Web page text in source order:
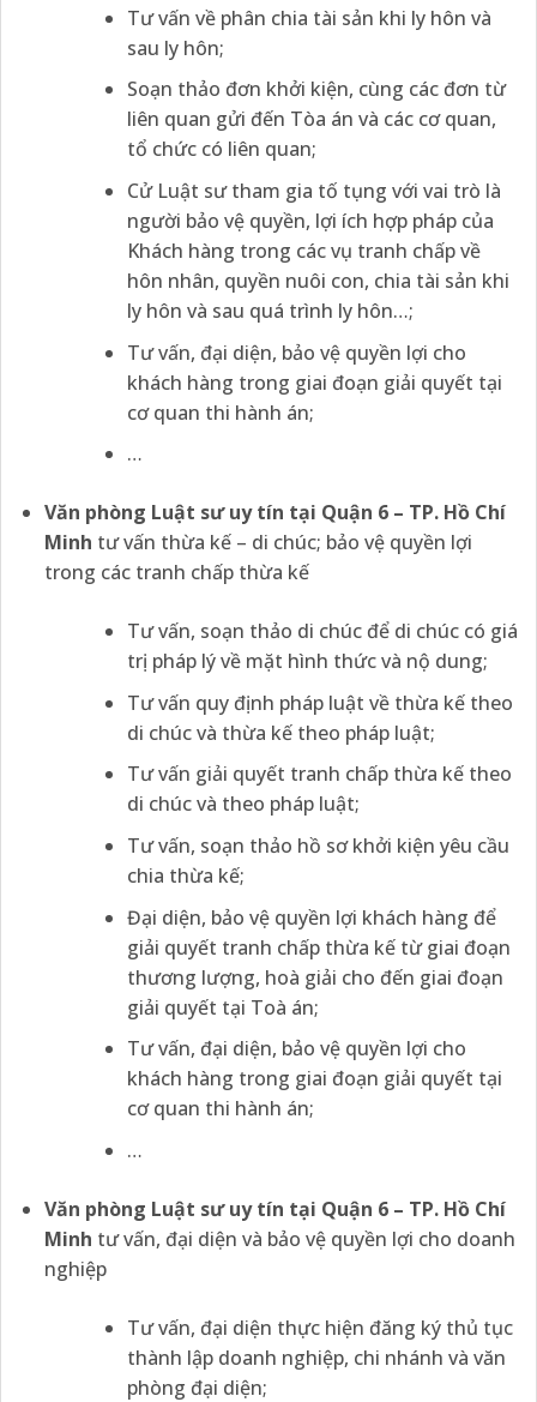
Tư vấn về phân chia tài sản khi ly hôn và
sau ly hôn;
Soạn thảo đơn khởi kiện, cùng các đơn từ
liên quan gửi đến Tòa án và các cơ quan,
tổ chức có liên quan;
Cử Luật sư tham gia tố tụng với vai trò là
người bảo vệ quyền, lợi ích hợp pháp của
Khách hàng trong các vụ tranh chấp về
hôn nhân, quyền nuôi con, chia tài sản khi
ly hôn và sau quá trình ly hôn…;
Tư vấn, đại diện, bảo vệ quyền lợi cho
khách hàng trong giai đoạn giải quyết tại
cơ quan thi hành án;
…
Văn phòng Luật sư uy tín tại Quận 6 – TP. Hồ Chí
Minh tư vấn thừa kế – di chúc; bảo vệ quyền lợi
trong các tranh chấp thừa kế
Tư vấn, soạn thảo di chúc để di chúc có giá
trị pháp lý về mặt hình thức và nộ dung;
Tư vấn quy định pháp luật về thừa kế theo
di chúc và thừa kế theo pháp luật;
Tư vấn giải quyết tranh chấp thừa kế theo
di chúc và theo pháp luật;
Tư vấn, soạn thảo hồ sơ khởi kiện yêu cầu
chia thừa kế;
Đại diện, bảo vệ quyền lợi khách hàng để
giải quyết tranh chấp thừa kế từ giai đoạn
thương lượng, hoà giải cho đến giai đoạn
giải quyết tại Toà án;
Tư vấn, đại diện, bảo vệ quyền lợi cho
khách hàng trong giai đoạn giải quyết tại
cơ quan thi hành án;
…
Văn phòng Luật sư uy tín tại Quận 6 – TP. Hồ Chí
Minh tư vấn, đại diện và bảo vệ quyền lợi cho doanh
nghiệp
Tư vấn, đại diện thực hiện đăng ký thủ tục
thành lập doanh nghiệp, chi nhánh và văn
phòng đại diện;